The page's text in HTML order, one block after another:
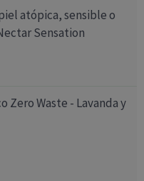
atópica, sensible o
Sensation
Zero Waste - Lavanda y